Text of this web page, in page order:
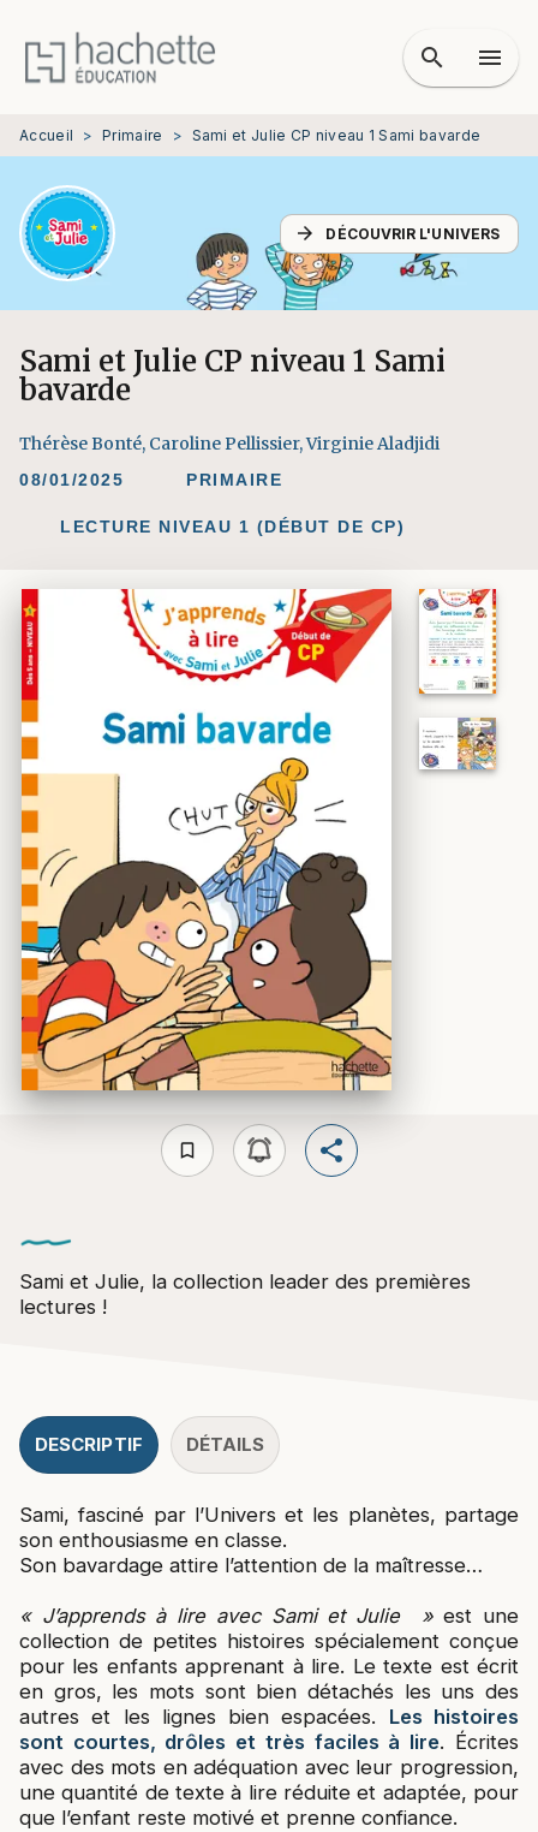
MENU RECHERCHE
PIED DE PAGE
search menu
Accueil > Primaire > Sami et Julie CP niveau 1 Sami bavarde
arrow_forward DÉCOUVRIR L'UNIVERS
Sami et Julie CP niveau 1 Sami
bavarde
Thérèse Bonté, Caroline Pellissier,Virginie Aladjidi
08/01/2025 PRIMAIRE
LECTURE NIVEAU 1 (DÉBUT DE CP)
bookmark_border
Sami et Julie, la collection leader des premières
lectures !
DESCRIPTIF DÉTAILS
Sami, fasciné par l’Univers et les planètes, partage
son enthousiasme en classe.
Son bavardage attire l’attention de la maîtresse…
« J’apprends à lire avec Sami et Julie »est une
collection de petites histoires spécialement conçue
pour les enfants apprenant à lire. Le texte est écrit
en gros, les mots sont bien détachés les uns des
autres et les lignes bien espacées. Les histoires
sont courtes, drôles et très faciles à lire. Écrites
avec des mots en adéquation avec leur progression,
une quantité de texte à lire réduite et adaptée, pour
que l’enfant reste motivé et prenne confiance.